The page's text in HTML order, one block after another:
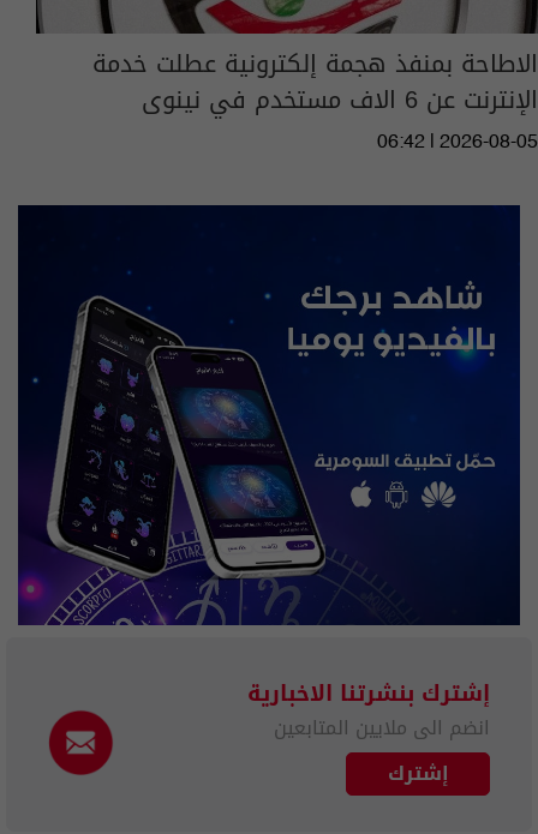
الاطاحة بمنفذ هجمة إلكترونية عطلت خدمة
الإنترنت عن 6 الاف مستخدم في نينوى
06:42 | 2026-08-05
إشترك بنشرتنا الاخبارية
انضم الى ملايين المتابعين
إشترك